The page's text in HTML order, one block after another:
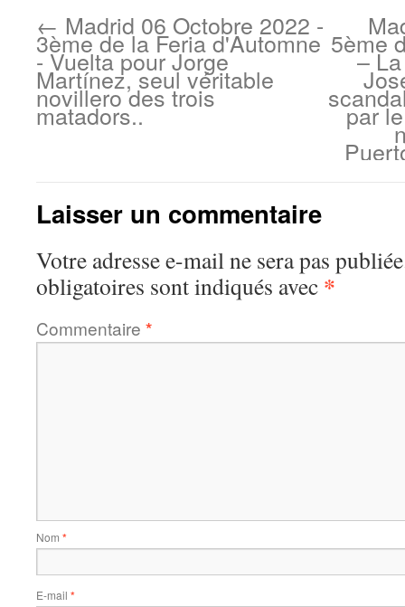
← Madrid 06 Octobre 2022 -
3ème de la Feria d'Automne
- Vuelta pour Jorge
Martínez, seul véritable
novillero des trois
matadors..
5ème
–
par
Laisser un commentaire
Votre adresse e-mail ne sera pas
obligatoires sont indiqués avec *
Commentaire *
Nom *
E-mail *